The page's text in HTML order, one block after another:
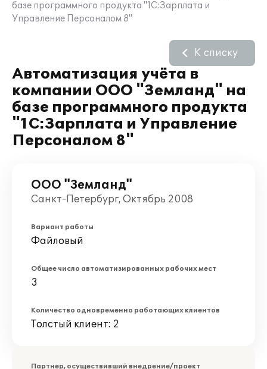
базе программного продукта "1С:Зарплата и
Управление Персоналом 8"
Автоматизация учёта в
компании ООО "Земланд" на
базе программного продукта
"1С:Зарплата и Управление
Персоналом 8"
К списку
ООО "Земланд"
Санкт-Петербург, Октябрь 2008
Вариант работы
Файловый
Общее число автоматизированных рабочих мест
3
Количество одновременно работающих клиентов
Толстый клиент: 2
Партнер, осуществивший внедрение/проект